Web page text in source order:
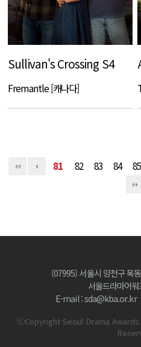
Sullivan's Crossing S4
Fremantle [캐나다]
81 82 83 84 85
(07995) 서울시 양천구 목
서울드라마어
E-mail : sda@kba.or.kr
ⓒCopyright Seoul Drama